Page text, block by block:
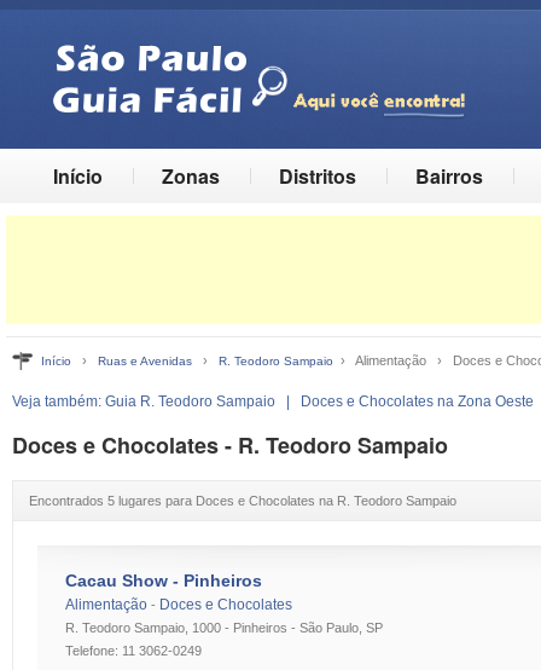
Início Zonas Distritos Bairros
Início › Ruas e Avenidas › R. Teodoro Sampaio › Alimentação › Doces e
Veja também: Guia R. Teodoro Sampaio Doces e Chocolates na Zona Oeste
Doces e Chocolates - R. Teodoro Sampaio
Encontrados 5 lugares para Doces e Chocolates na R. Teodoro Sampaio
Cacau Show - Pinheiros
Alimentação - Doces e Chocolates
R. Teodoro Sampaio, 1000 - Pinheiros - São Paulo, SP
Telefone: 11 3062-0249